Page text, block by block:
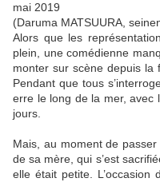
mai 2019
(Daruma MATSUURA,
Alors que les
plein, une comédienne
monter sur scène depuis la
Pendant que tous
erre le long de la mer, avec
jours.
Mais, au moment de
de sa mère, qui s’est
elle était petite.